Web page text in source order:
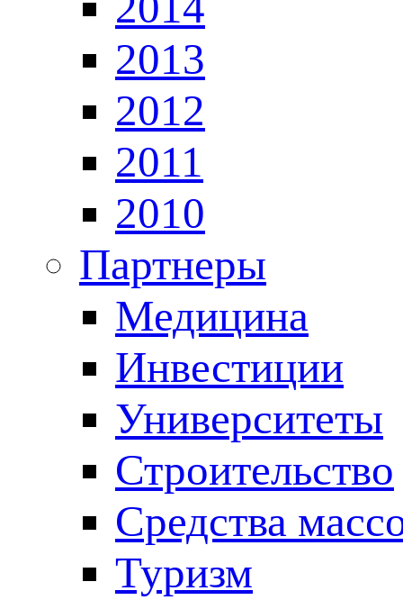
2013
2012
2011
2010
Партнеры
Медицина
Инвестиции
Университеты
Строительство
Средства
Туризм